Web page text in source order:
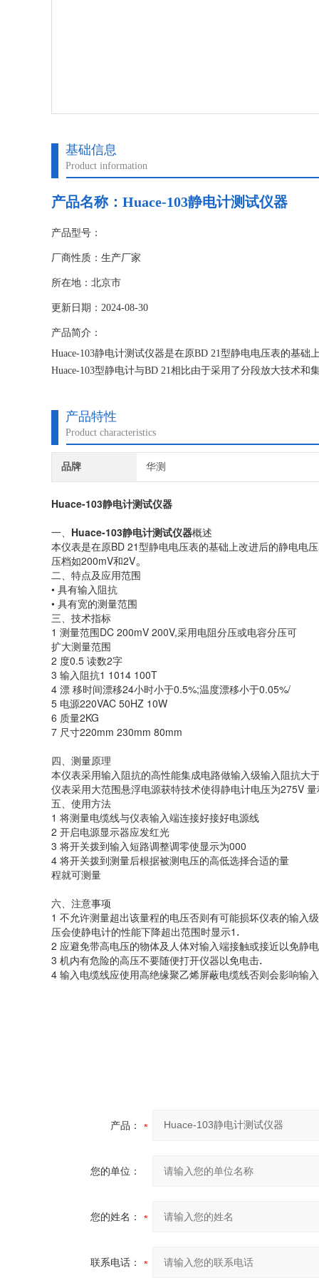
基础信息
Product information
产品名称： Huace-103静电计测试仪器
产品型号：
厂商性质：生产厂家
所在地：北京市
更新日期：2024-08-30
产品简介：
Huace-103静电计测试仪器是在原BD 21型静电电压表的基础
Huace-103型静电计与BD 21相比由于采用了分段放大技术和
产品特性
Product characteristics
品牌 华测
Huace-103静电计测试仪器
一、 Huace-103静电计测试仪器概述
本仪表是在原BD 21型静电电压表的基础上改进后的静电电
压档如200mV和2V。
二、特点及应用范围
• 具有输入阻抗
• 具有宽的测量范围
三、技术指标
1 测量范围DC 200mV 200V,采用电阻分压或电容分压可
扩大测量范围
2 度0.5 读数2字
3 输入阻抗1 1014 100T
4 漂 移时间漂移24小时小于0.5%;温度漂移小于0.05%/
5 电源220VAC 50HZ 10W
6 质量2KG
7 尺寸220mm 230mm 80mm
四、测量原理
本仪表采用输入阻抗的高性能集成电路做输入级输入阻抗大
仪表采用大范围悬浮电源获特技术使得静电计电压为275V
五、使用方法
1 将测量电缆线与仪表输入端连接好接好电源线
2 开启电源显示器应发红光
3 将开关拨到输入短路调整调零使显示为000
4 将开关拨到测量后根据被测电压的高低选择合适的量
程就可测量
六、注意事项
1 不允许测量超出该量程的电压否则有可能损坏仪表的输入
压会使静电计的性能下降超出范围时显示1 .
2 应避免带高电压的物体及人体对输入端接触或接近以免静
3 机内有危险的高压不要随便打开仪器以免电击.
4 输入电缆线应使用高绝缘聚乙烯屏蔽电缆线否则会影响输
产品：
您的单位：
您的姓名：
联系电话：